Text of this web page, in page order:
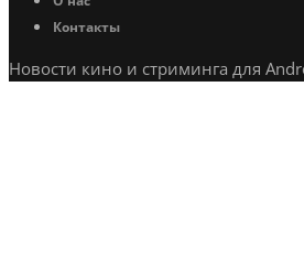
Контакты
Новости кино и стриминга для